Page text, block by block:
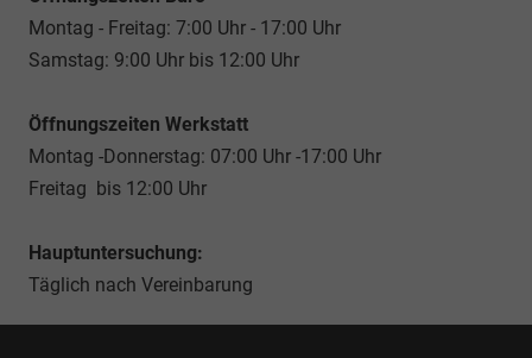
Montag - Freitag: 7:00 Uhr - 17:00 Uhr
Samstag: 9:00 Uhr bis 12:00 Uhr
Öffnungszeiten Werkstatt
Montag -Donnerstag: 07:00 Uhr -17:00 Uhr
Freitag bis 12:00 Uhr
Hauptuntersuchung:
Täglich nach Vereinbarung